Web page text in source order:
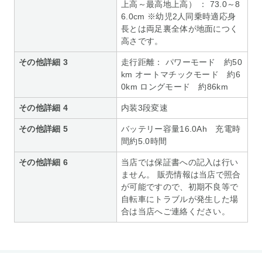
上高～最高地上高） ： 73.0～8
6.0cm ※幼児2人同乗時適応身
長とは両足裏全体が地面につく
高さです。
その他詳細 3
走行距離： パワーモード 約50
km オートマチックモード 約6
0km ロングモード 約86km
その他詳細 4 内装3段変速
その他詳細 5
バッテリー容量16.0Ah 充電時
間約5.0時間
その他詳細 6
当店では保証書への記入は行い
ません。 販売情報は当店で照合
が可能ですので、初期不良等で
自転車にトラブルが発生した場
合は当店へご連絡ください。